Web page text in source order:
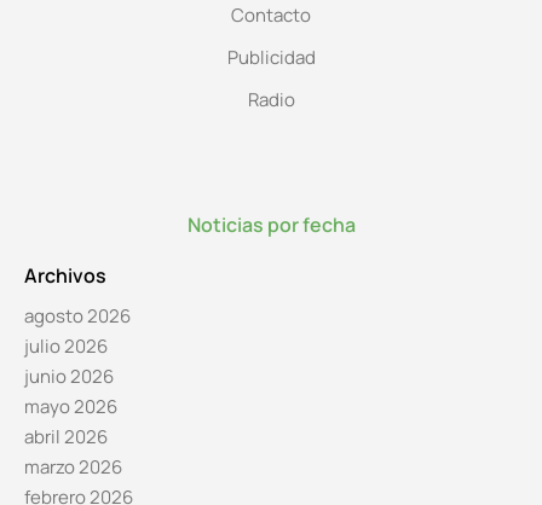
Contacto
Publicidad
Radio
Noticias por fecha
Archivos
agosto 2026
julio 2026
junio 2026
mayo 2026
abril 2026
marzo 2026
febrero 2026